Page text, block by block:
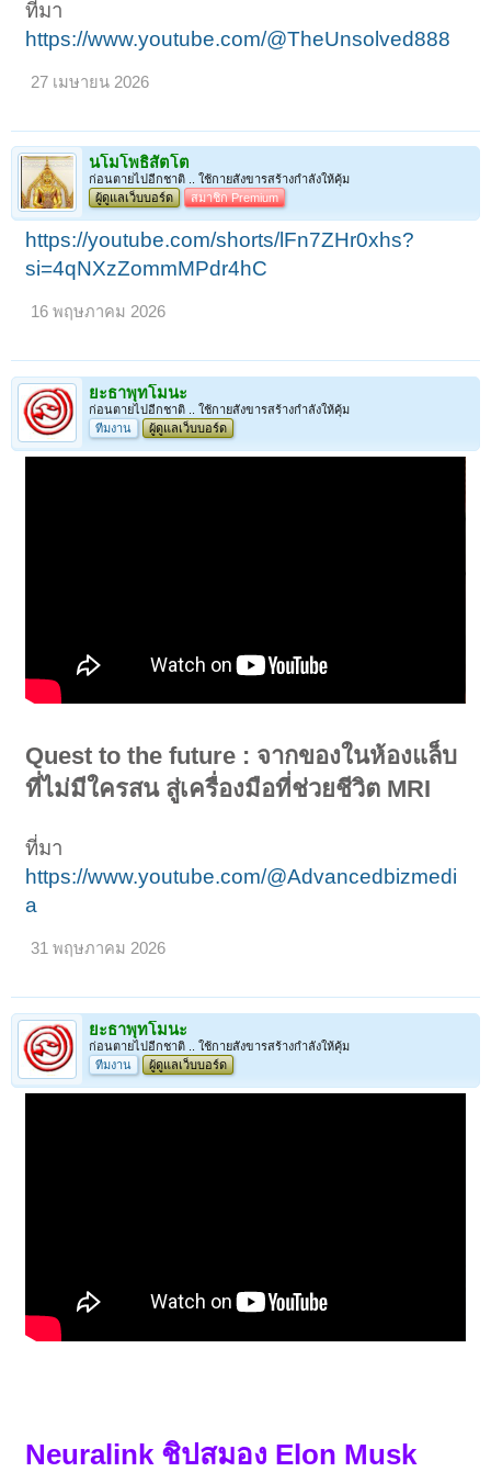
ที่มา
https://www.youtube.com/@TheUnsolved888
27 เมษายน 2026
นโมโพธิสัตโต
ก่อนตายไปอีกชาติ .. ใช้กายสังขารสร้างกำลังให้คุ้ม
ผู้ดูแลเว็บบอร์ด
สมาชิก Premium
https://youtube.com/shorts/lFn7ZHr0xhs?
si=4qNXzZommMPdr4hC
16 พฤษภาคม 2026
ยะธาพุทโมนะ
ก่อนตายไปอีกชาติ .. ใช้กายสังขารสร้างกำลังให้คุ้ม
ทีมงาน
ผู้ดูแลเว็บบอร์ด
Quest to the future : จากของในห้องแล็บ
ที่ไม่มีใครสน สู่เครื่องมือที่ช่วยชีวิต MRI
ที่มา
https://www.youtube.com/@Advancedbizmedi
a
31 พฤษภาคม 2026
ยะธาพุทโมนะ
ก่อนตายไปอีกชาติ .. ใช้กายสังขารสร้างกำลังให้คุ้ม
ทีมงาน
ผู้ดูแลเว็บบอร์ด
Neuralink ชิปสมอง Elon Musk